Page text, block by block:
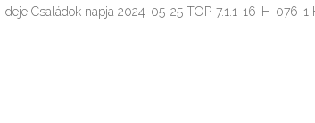
Családok napja 2024-05-25 TOP-7.1.1-16-H-076-1